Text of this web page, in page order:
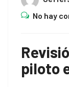
No hay
piloto